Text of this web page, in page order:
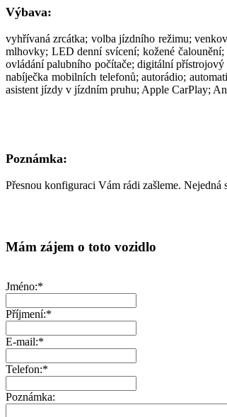
Výbava:
vyhřívaná zrcátka; volba jízdního režimu;
mlhovky; LED denní svícení; kožené
ovládání palubního počítače; digitální
nabíječka mobilních telefonů; autorádio;
asistent jízdy v jízdním pruhu; Apple CarPlay;
Poznámka:
Přesnou konfiguraci Vám rádi zašleme.
Mám zájem o toto vozidlo
Jméno:*
Příjmení:*
E-mail:*
Telefon:*
Poznámka: